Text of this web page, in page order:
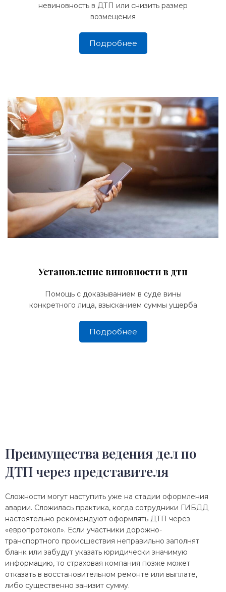
невиновность в ДТП или снизить размер
возмещения
Подробнее
Установление виновности в дтп
Помощь с доказыванием в суде вины
конкретного лица, взысканием суммы ущерба
Подробнее
Преимущества ведения дел по
ДТП через представителя
Сложности могут наступить уже на стадии оформления
аварии. Сложилась практика, когда сотрудники ГИБДД
настоятельно рекомендуют оформлять ДТП через
«европротокол». Если участники дорожно-
транспортного происшествия неправильно заполнят
бланк или забудут указать юридически значимую
информацию, то страховая компания позже может
отказать в восстановительном ремонте или выплате,
либо существенно занизит сумму.